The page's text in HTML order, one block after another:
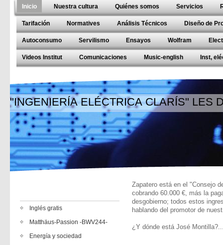
Inicio Nuestra cultura Quiénes somos Servicios
Tarifación Normatives Análisis Técnicos Diseño de
Autoconsumo Servilismo Ensayos Wolfram
Videos Institut Comunicaciones Music-english Inst,
"INGENIERÍA ELÉCTRICA CLARÍS" LES
Inglés gratis
Matthäus-Passion -BWV244-
Energía y sociedad
Zapatero está en el "Consejo
cobrando 60.000 €, más la
desgobierno; todos estos
hablando del promotor de
¿Y dónde está José